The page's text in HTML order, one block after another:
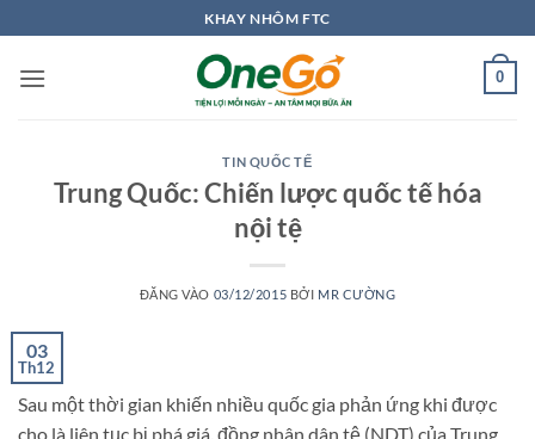
qua
nội
KHAY NHÔM FTC
0
TIN QUỐC TẾ
Trung Quốc: Chiến lược quốc tế hóa
nội tệ
ĐĂNG VÀO 03/12/2015 BỞI MR CƯỜNG
03
Th12
Sau một thời gian khiến nhiều quốc gia phản ứng khi được
cho là liên tục bị phá giá, đồng nhân dân tệ (NDT) của Trung